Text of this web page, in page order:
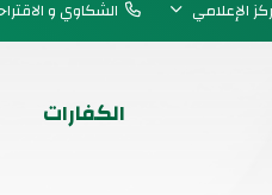
الإعلامي الشكاوي و
الكفارات